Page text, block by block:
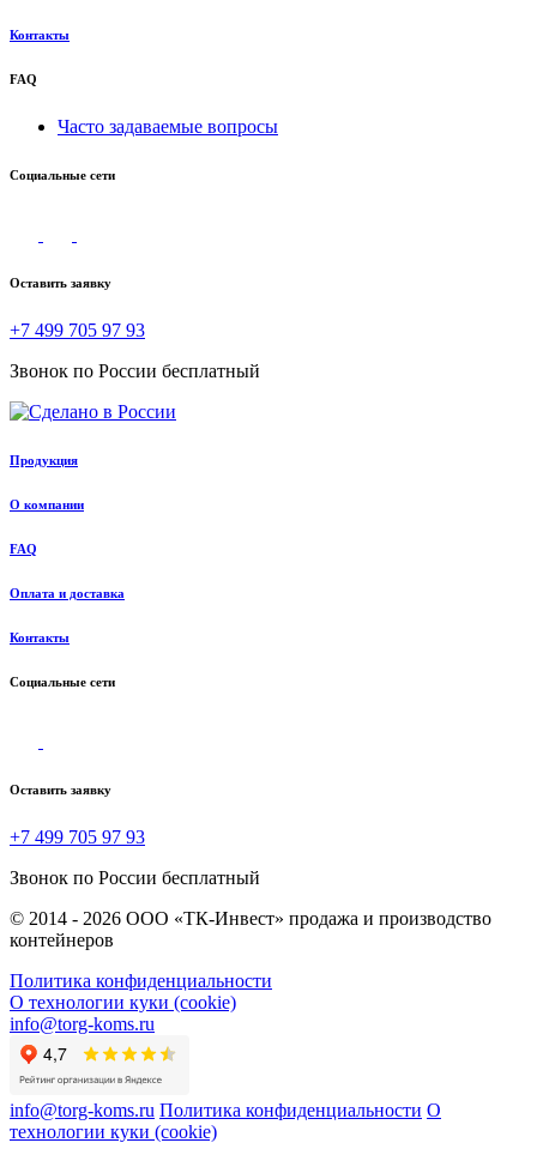
Контакты
FAQ
Часто задаваемые вопросы
Социальные сети
Оставить заявку
+7 499 705 97 93
Звонок по России бесплатный
Продукция
О компании
FAQ
Оплата и доставка
Контакты
Социальные сети
Оставить заявку
+7 499 705 97 93
Звонок по России бесплатный
© 2014 - 2026 ООО «ТК-Инвест» продажа и производство
контейнеров
Политика конфиденциальности
О технологии куки (cookie)
info@torg-koms.ru
info@torg-koms.ru Политика конфиденциальности О
технологии куки (cookie)